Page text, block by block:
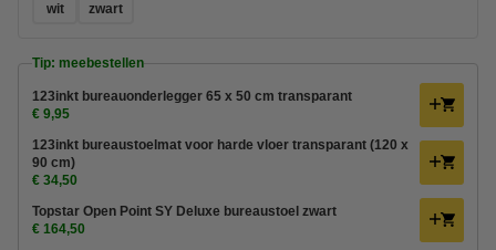
wit zwart
Tip: meebestellen
123inkt bureauonderlegger 65 x 50 cm transparant
€ 9,95
123inkt bureaustoelmat voor harde vloer transparant (120 x
90 cm)
€ 34,50
Topstar Open Point SY Deluxe bureaustoel zwart
€ 164,50